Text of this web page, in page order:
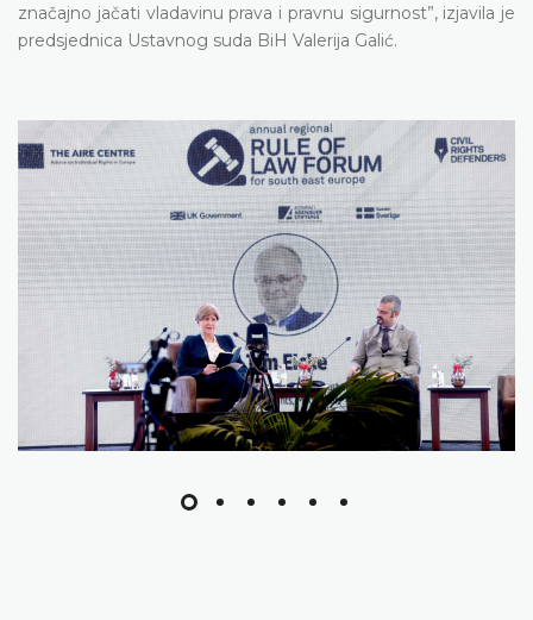
značajno jačati vladavinu prava i pravnu sigurnost”, izjavila je
predsjednica Ustavnog suda BiH Valerija Galić.